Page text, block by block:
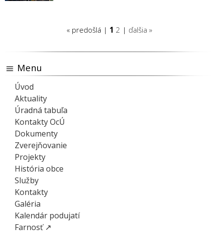
« predošlá | 1 2 | ďalšia »
Menu
Úvod
Aktuality
Úradná tabuľa
Kontakty OcÚ
Dokumenty
Zverejňovanie
Projekty
História obce
Služby
Kontakty
Galéria
Kalendár podujatí
Farnosť ↗